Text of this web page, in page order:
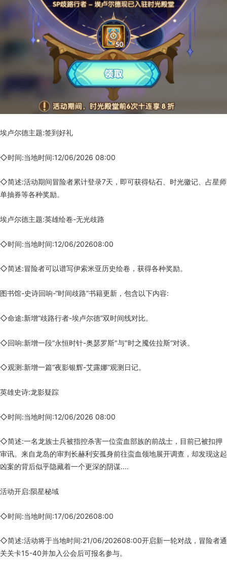
埃卢尔德主题:签到好礼
◇时间:当地时间:12/06/2026 08:00
◇简述:活动期间冒险者累计登录7天，即可获得钻石、时光徽记、占星师
单抽券等各种奖励。
埃卢尔德主题:英雄绘卷-无光歧路
◇时间:当地时间:12/06/202608:00
◇简述:冒险者可以谱写伊索米亚历史绘卷，获得各种奖励。
图书馆-史诗回响-“时间歧路”书籍更新，包含以下内容:
◇命途:新增“歧路行者-埃卢尔德”双时间线对比。
◇回响:新增一段“永恒时针-奥瑟罗斯"与"时之魇佐拉斯“对谈。
◇观测:新增一篇“夜影银辉-艾露娜”观测日记。
英雄史诗:龙影疑踪
◇时间:当地时间:12/06/2026 08:00
◇简述:一名龙族士兵被指控杀害一位蛮血部族的前战士，目前已被扣押
审讯。来自龙岛的审判长赫利安孤身前往蛮血领地展开调查，却发现这起
凶案的背后似乎隐藏着一个更深的阴谋....
活动开启:陨星秘域
◇时间:当地时间:17/06/202608:00
◇简述:活动将于当地时间:21/06/202608:00开启新一轮对战，冒险者通
关关卡15-40并加入公会后可报名参与。